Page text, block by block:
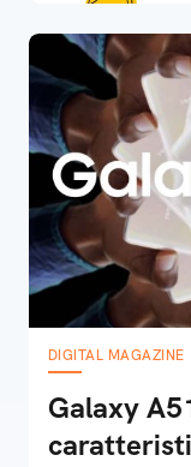
DIGITAL MAGAZINE
Galaxy